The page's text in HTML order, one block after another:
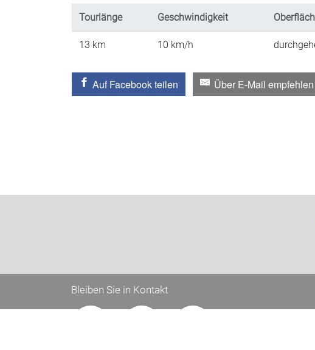
Tourlänge Geschwindigkeit
13 km 10 km/h
Auf Facebook teilen Über E-Mail empfehlen
Bleiben Sie in Kontakt